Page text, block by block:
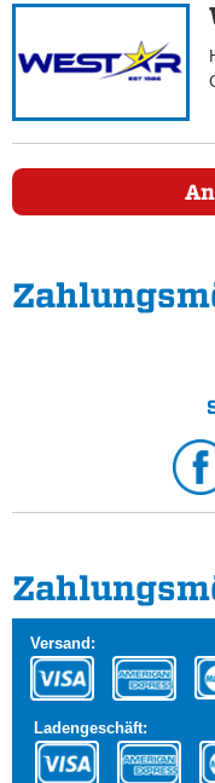
Versand:
Ladengeschäft: